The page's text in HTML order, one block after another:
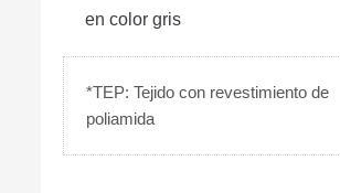
en color gris
*TEP: Tejido con revestimiento de
poliamida